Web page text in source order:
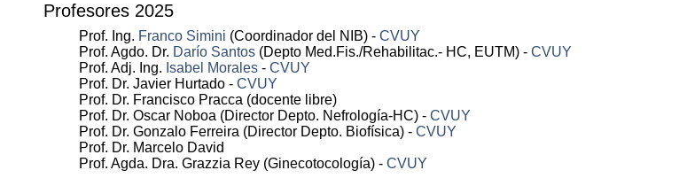
Profesores 2025
Prof. Ing. Franco Simini (Coordinador del NIB) - CVUY
Prof. Agdo. Dr. Darío Santos(Depto Med.Fis./Rehabilitac.- HC, EUTM) - CVUY
Prof. Adj. Ing. Isabel Morales- CVUY
Prof. Dr. Javier Hurtado - CVUY
Prof. Dr. Francisco Pracca (docente libre)
Prof. Dr. Oscar Noboa (Director Depto. Nefrología-HC) - CVUY
Prof. Dr. Gonzalo Ferreira (Director Depto. Biofísica) - CVUY
Prof. Dr. Marcelo David
Prof. Agda. Dra. Grazzia Rey (Ginecotocología) - CVUY